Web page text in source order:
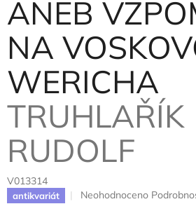
ANEB
NA
WERICHA
TRUHLAŘÍK
RUDOLF
V013314
antikvariát
Průměrné
Neohodnoceno